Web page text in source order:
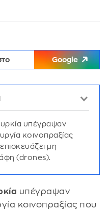
Google
υπέγραψαν
κοινοπραξίας
μη
(drones).
υπέγραψαν
κοινοπραξίας που